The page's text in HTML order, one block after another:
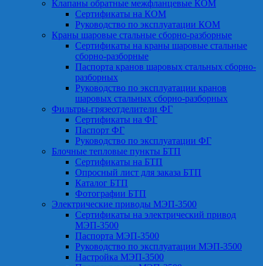
Клапаны обратные межфланцевые КОМ
Сертификаты на КОМ
Руководство по эксплуатации КОМ
Краны шаровые стальные сборно-разборные
Сертификаты на краны шаровые стальные
сборно-разборные
Паспорта кранов шаровых стальных сборно-
разборных
Руководство по эксплуатации кранов
шаровых стальных сборно-разборных
Фильтры-грязеотделители ФГ
Сертификаты на ФГ
Паспорт ФГ
Руководство по эксплуатации ФГ
Блочные тепловые пункты БТП
Сертификаты на БТП
Опросный лист для заказа БТП
Каталог БТП
Фотографии БТП
Электрические приводы МЭП-3500
Сертификаты на электрический привод
МЭП-3500
Паспорта МЭП-3500
Руководство по эксплуатации МЭП-3500
Настройка МЭП-3500